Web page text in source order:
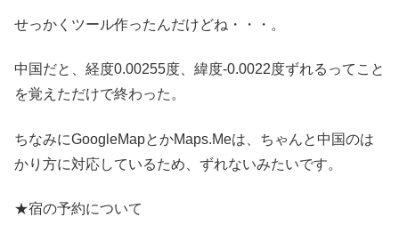
せっかくツール作ったんだけどね・・・。
中国だと、経度0.00255度、緯度-0.0022度ずれるってこと
を覚えただけで終わった。
ちなみにGoogleMapとかMaps.Meは、ちゃんと中国のは
かり方に対応しているため、ずれないみたいです。
★宿の予約について